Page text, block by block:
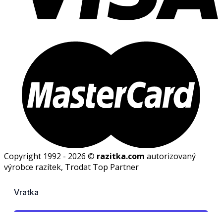
Copyright 1992 - 2026 © razitka.com autorizovaný
výrobce razítek, Trodat Top Partner